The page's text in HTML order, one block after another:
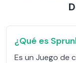
¿Qué es
Es un Juego de